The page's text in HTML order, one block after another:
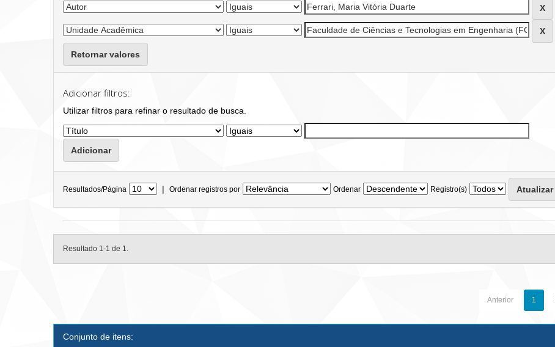
Retornar valores
Adicionar filtros:
Utilizar filtros para refinar o resultado de busca.
Resultados/Página | Ordenar registros por Ordenar Registro(s)
Resultado 1-1 de 1.
Anterior 1
Conjunto de itens: